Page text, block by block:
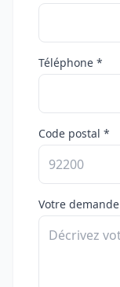
Téléphone *
Code postal *
Votre demande